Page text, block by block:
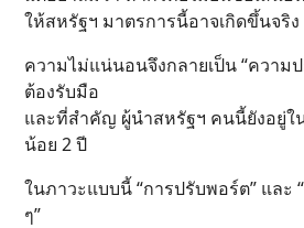
ให้สหรัฐฯ มาตรการนี้อาจเกิดขึ้นจริง
ความไม่แน่นอนจึงกลายเป็น “ความ
ต้องรับมือ
และที่สำคัญ ผู้นำสหรัฐฯ คนนี้ยังอยู่ใ
น้อย 2 ปี
ในภาวะแบบนี้ “การปรับพอร์ต” และ
ๆ”